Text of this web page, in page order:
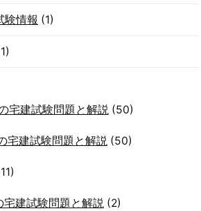
験情報 (1)
宅建試験問題と解説(50)
宅建試験問題と解説(50)
建試験問題と解説(2)